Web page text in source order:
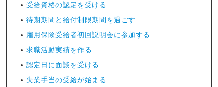
受給資格の認定を受ける
待期期間と給付制限期間を過ごす
雇用保険受給者初回説明会に参加する
求職活動実績を作る
認定日に面談を受ける
失業手当の受給が始まる